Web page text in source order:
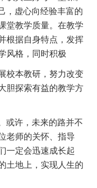
，虚心向经验丰富的
堂教学质量。在教学
根据自身特点，发挥
风格，同时积极
校本教研，努力改变
胆探索有益的教学方
或许，未来的路并不
老师的关怀、指导
一定会迅速成长起
土地上，实现人生的